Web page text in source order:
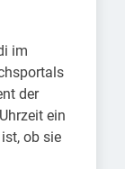
im
der
ein
ob sie